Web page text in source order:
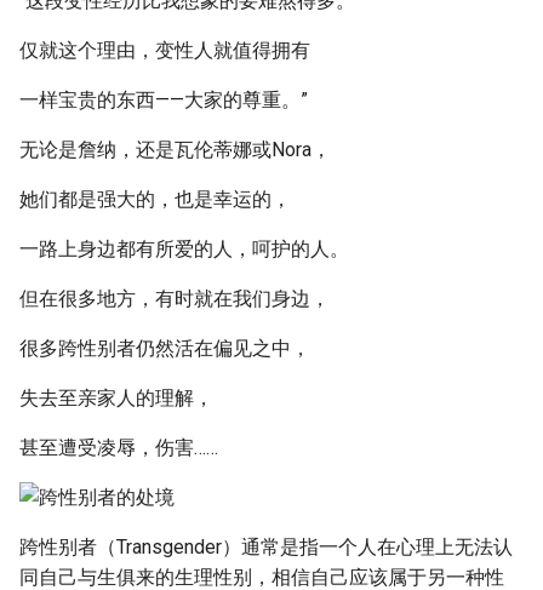
仅就这个理由，变性人就值得拥有
一样宝贵的东西——大家的尊重。”
无论是詹纳，还是瓦伦蒂娜或Nora，
她们都是强大的，也是幸运的，
一路上身边都有所爱的人，呵护的人。
但在很多地方，有时就在我们身边，
很多跨性别者仍然活在偏见之中，
失去至亲家人的理解，
甚至遭受凌辱，伤害……
跨性别者（Transgender）通常是指一个人在心理上无法认
同自己与生俱来的生理性别，相信自己应该属于另一种性